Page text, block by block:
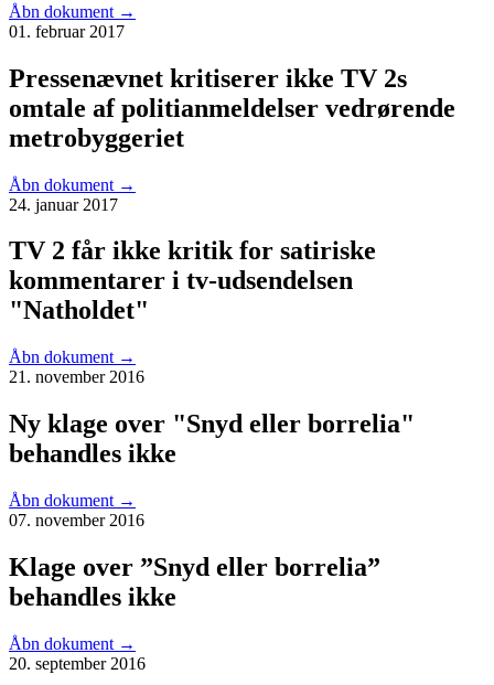
Åbn dokument →
01. februar 2017
Pressenævnet kritiserer ikke TV 2s
omtale af politianmeldelser vedrørende
metrobyggeriet
Åbn dokument →
24. januar 2017
TV 2 får ikke kritik for satiriske
kommentarer i tv-udsendelsen
"Natholdet"
Åbn dokument →
21. november 2016
Ny klage over "Snyd eller borrelia"
behandles ikke
Åbn dokument →
07. november 2016
Klage over ”Snyd eller borrelia”
behandles ikke
Åbn dokument →
20. september 2016